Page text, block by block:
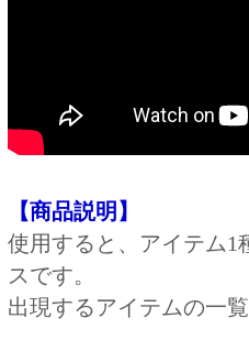
【商品説明】
使用すると、アイテム1
スです。
出現するアイテムの一